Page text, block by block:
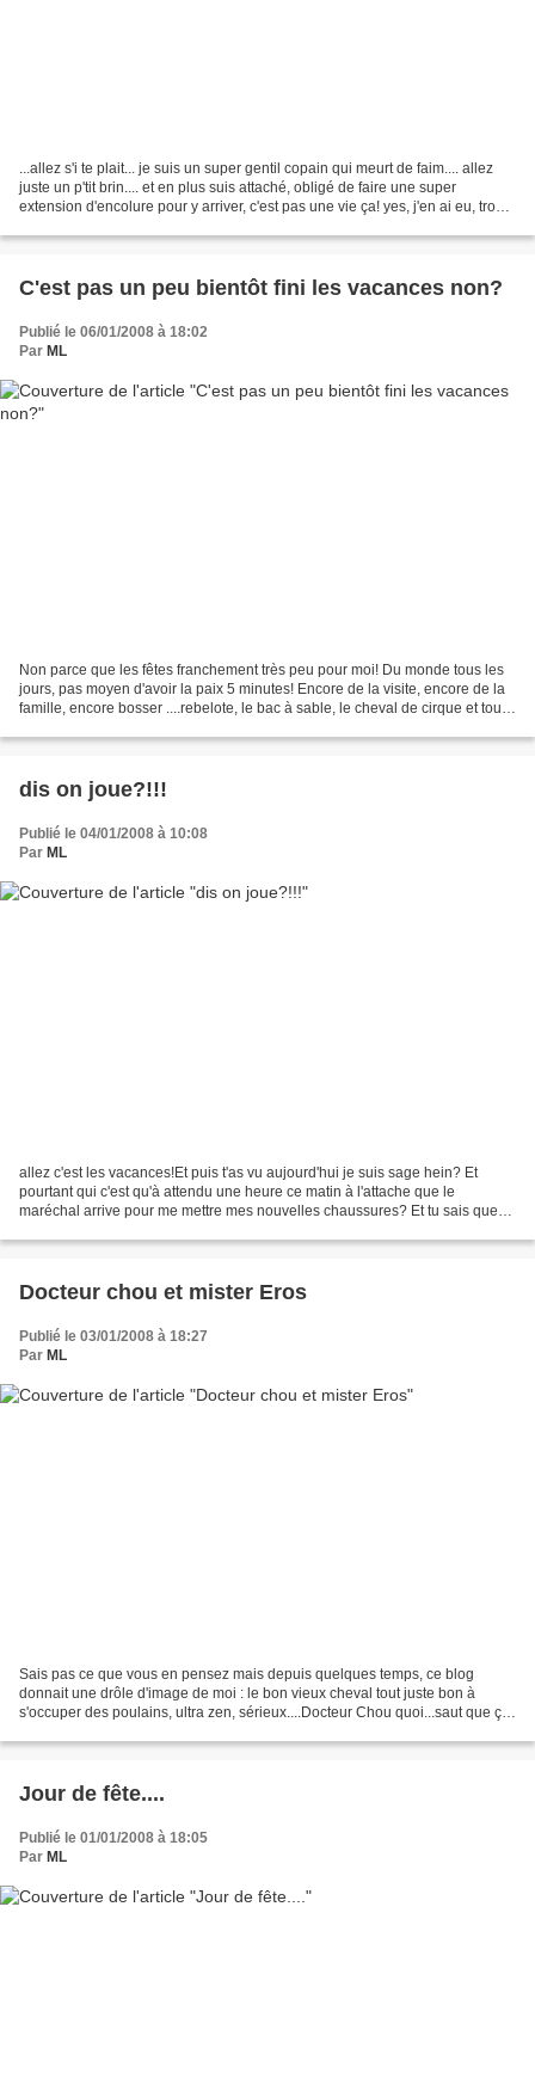
...allez s'i te plait... je suis un super gentil copain qui meurt de faim.... allez
juste un p'tit brin.... et en plus suis attaché, obligé de faire une super
extension d'encolure pour y arriver, c'est pas une vie ça! yes, j'en ai eu, trop
C'est pas un peu bientôt fini les vacances non?
Publié le 06/01/2008 à 18:02
Par ML
Non parce que les fêtes franchement très peu pour moi! Du monde tous les
jours, pas moyen d'avoir la paix 5 minutes! Encore de la visite, encore de la
famille, encore bosser ....rebelote, le bac à sable, le cheval de cirque et tout
dis on joue?!!!
Publié le 04/01/2008 à 10:08
Par ML
allez c'est les vacances!Et puis t'as vu aujourd'hui je suis sage hein? Et
pourtant qui c'est qu'à attendu une heure ce matin à l'attache que le
maréchal arrive pour me mettre mes nouvelles chaussures? Et tu sais que
Docteur chou et mister Eros
Publié le 03/01/2008 à 18:27
Par ML
Sais pas ce que vous en pensez mais depuis quelques temps, ce blog
donnait une drôle d'image de moi : le bon vieux cheval tout juste bon à
s'occuper des poulains, ultra zen, sérieux....Docteur Chou quoi...saut que ça
Jour de fête....
Publié le 01/01/2008 à 18:05
Par ML